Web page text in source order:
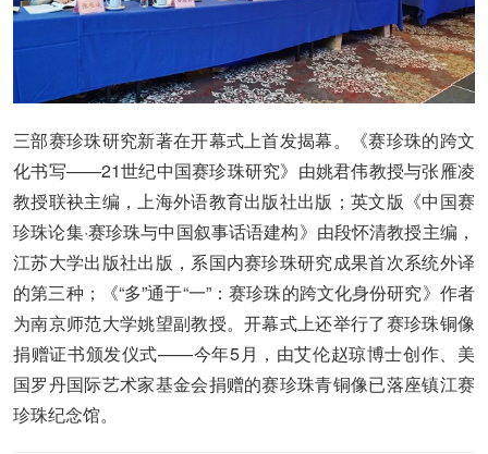
三部赛珍珠研究新著在开幕式上首发揭幕。《赛珍珠的跨文
化书写——21世纪中国赛珍珠研究》由姚君伟教授与张雁凌
教授联袂主编，上海外语教育出版社出版；英文版《中国赛
珍珠论集·赛珍珠与中国叙事话语建构》由段怀清教授主编，
江苏大学出版社出版，系国内赛珍珠研究成果首次系统外译
的第三种；《“多”通于“一”：赛珍珠的跨文化身份研究》作者
为南京师范大学姚望副教授。开幕式上还举行了赛珍珠铜像
捐赠证书颁发仪式——今年5月，由艾伦赵琼博士创作、美
国罗丹国际艺术家基金会捐赠的赛珍珠青铜像已落座镇江赛
珍珠纪念馆。